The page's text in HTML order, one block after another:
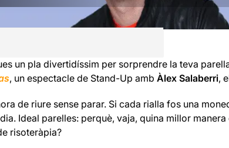
un pla divertidíssim per sorprendre la teva
, un espectacle de Stand-Up amb Àlex Salaberri,
de riure sense parar. Si cada rialla fos una
Ideal parelles: perquè, vaja, quina millor
risoteràpia?